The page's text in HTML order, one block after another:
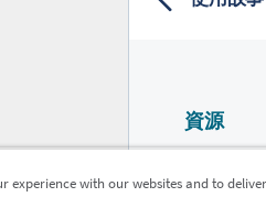
資源
experience with our websites and to